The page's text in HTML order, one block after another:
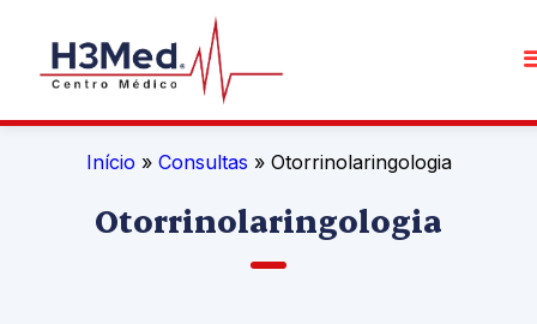
Início » Consultas » Otorrinolaringologia
Otorrinolaringologia